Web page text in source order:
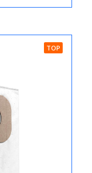
TOP